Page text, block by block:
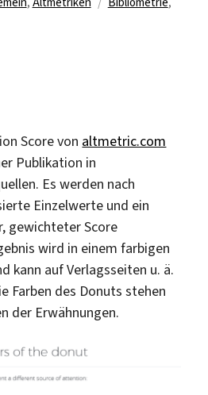
Score von altmetric.com
Publikation in
Es werden nach
Einzelwerte und ein
gewichteter Score
wird in einem farbigen
kann auf Verlagsseiten u. ä.
Farben des Donuts stehen
der Erwähnungen.